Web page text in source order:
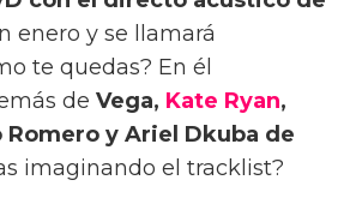
enero y se llamará
te quedas? En él
de Vega, Kate Ryan,
y Ariel Dkuba de
imaginando el tracklist?